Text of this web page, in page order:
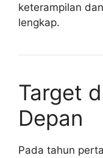
keterampilan
lengkap.
Target
Depan
Pada tahun